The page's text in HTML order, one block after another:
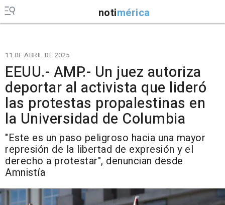
notimérica
11 DE ABRIL DE 2025
EEUU.- AMP.- Un juez autoriza
deportar al activista que lideró
las protestas propalestinas en
la Universidad de Columbia
"Este es un paso peligroso hacia una mayor
represión de la libertad de expresión y el
derecho a protestar", denuncian desde
Amnistía